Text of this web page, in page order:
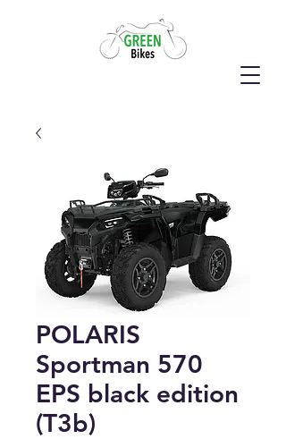
POLARIS
Sportman 570
EPS black edition
(T3b)